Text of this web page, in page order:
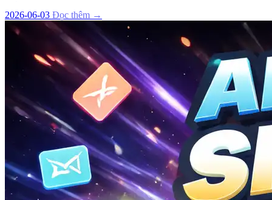
2026-06-03 Đọc thêm →